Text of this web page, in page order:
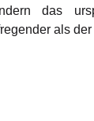
das
als